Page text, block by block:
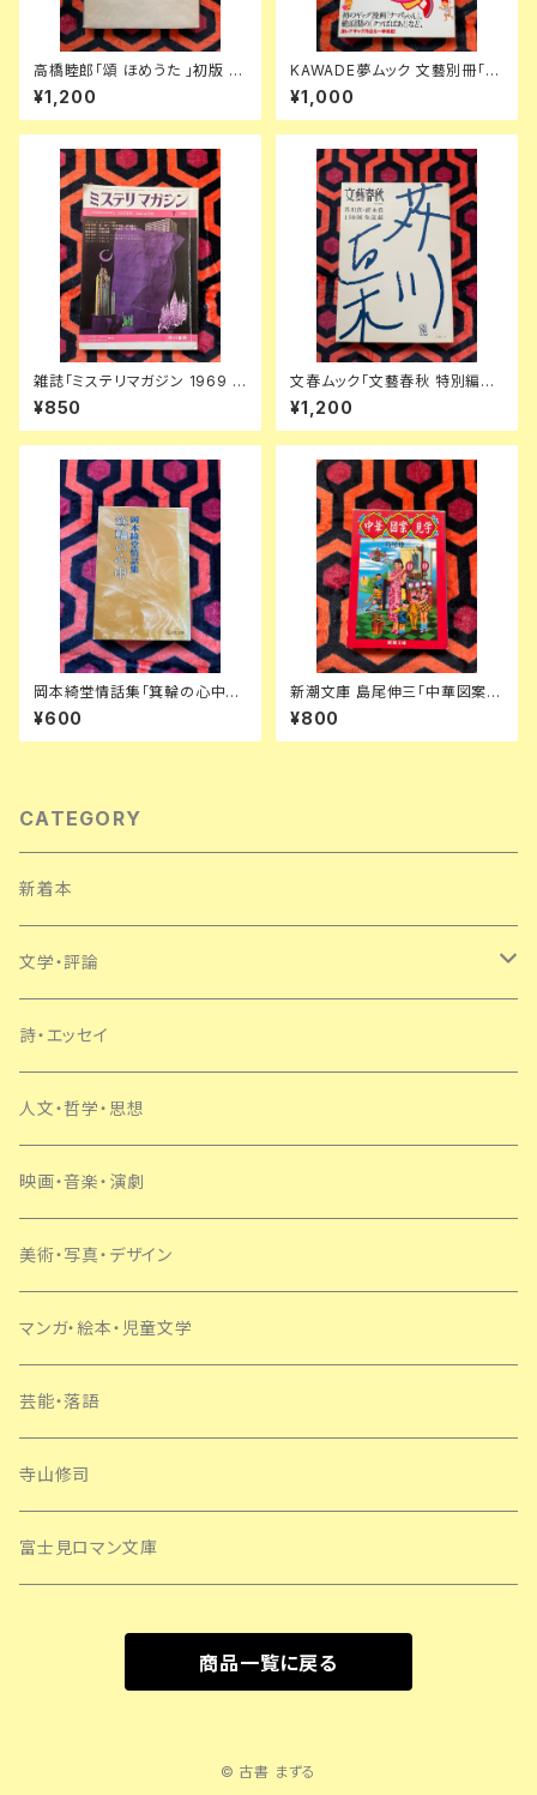
高橋睦郎「頌 ほめうた 」初版 函
入り 装幀:小西啓介 見返し写真:
細江英公 思潮社
¥1,200
KAWADE夢ムック 文藝別冊「総
特集:赤塚不二夫 追悼」初版 タ
モリ 山下洋輔 細野晴臣 足立正
生 石野卓球 深沢七郎
¥1,000
雑誌「ミステリマガジン 1969 7
月号 No.159 ショートショート
特集号」表紙・イラスト:真鍋博
楢喜八 星新一 塚本邦雄 小松左
¥850
文春ムック「文藝春秋 特別編集:
芥川賞・直木賞150回全記録」初
版 菊池寛
¥1,200
岡本綺堂情話集「箕輪の心中」
解説:岡本経一 旺文社文庫
¥600
新潮文庫 島尾伸三「中華図案見
学」初版 文庫オリジナル 潮田登
久子 しまおまほ
¥800
CATEGORY
新着本
文学・評論
日本
外国
SF・ミステリー
詩・エッセイ
人文・哲学・思想
映画・音楽・演劇
美術・写真・デザイン
マンガ・絵本・児童文学
芸能・落語
寺山修司
富士見ロマン文庫
商品一覧に戻る
© 古書 まずる